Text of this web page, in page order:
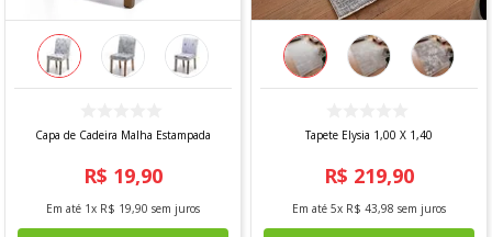
Capa de Cadeira Malha Estampada
R$ 19,90
Em até 1x R$ 19,90 sem juros
Tapete Elysia 1,00 X 1,40
R$ 219,90
Em até 5x R$ 43,98 sem juros